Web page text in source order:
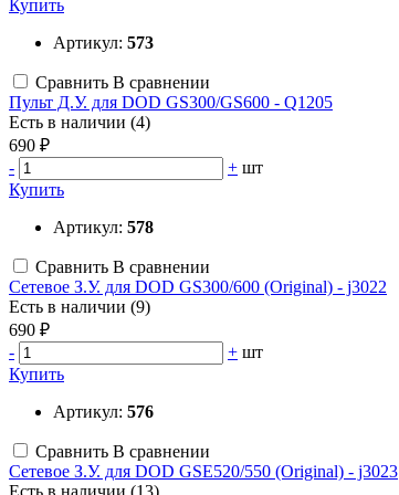
Купить
Артикул: 573
Сравнить В сравнении
Пульт Д.У. для DOD GS300/GS600 - Q1205
Есть в наличии (4)
690 ₽
-
+ шт
Купить
Артикул: 578
Сравнить В сравнении
Сетевое З.У. для DOD GS300/600 (Original) - j3022
Есть в наличии (9)
690 ₽
-
+ шт
Купить
Артикул: 576
Сравнить В сравнении
Сетевое З.У. для DOD GSE520/550 (Original) - j3023
Есть в наличии (13)